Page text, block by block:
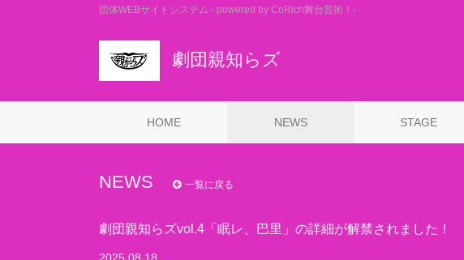
団体WEBサイトシステム - powered by CoRich舞台芸術！-
劇団親知らズ
HOME NEWS STAGE
NEWS 一覧に戻る
劇団親知らズvol.4「眠レ、巴里」の詳細が解禁されました！